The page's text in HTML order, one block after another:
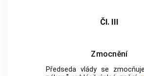
Čl. III
Zmocnění
Předseda vlády se